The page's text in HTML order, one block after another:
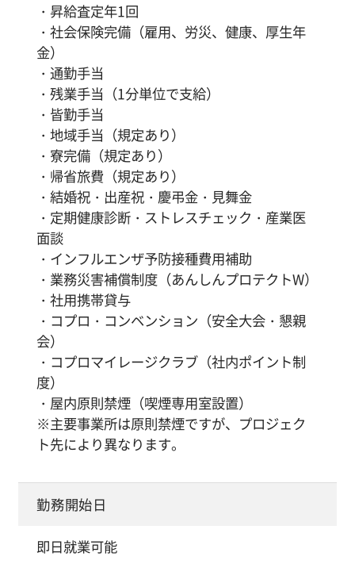
・昇給査定年1回
・社会保険完備（雇用、労災、健康、厚生年
金）
・通勤手当
・残業手当（1分単位で支給）
・皆勤手当
・地域手当（規定あり）
・寮完備（規定あり）
・帰省旅費（規定あり）
・結婚祝・出産祝・慶弔金・見舞金
・定期健康診断・ストレスチェック・産業医
面談
・インフルエンザ予防接種費用補助
・業務災害補償制度（あんしんプロテクトW）
・社用携帯貸与
・コプロ・コンベンション（安全大会・懇親
会）
・コプロマイレージクラブ（社内ポイント制
度）
・屋内原則禁煙（喫煙専用室設置）
※主要事業所は原則禁煙ですが、プロジェク
ト先により異なります。
勤務開始日
即日就業可能